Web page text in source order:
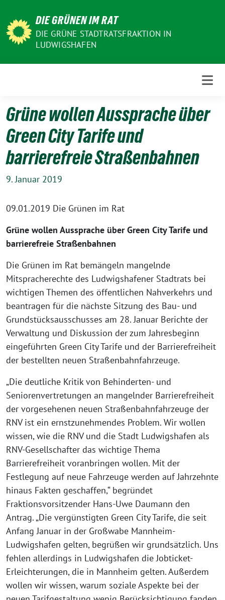
zum
Inhalt
DIE GRÜNEN IM RAT
DIE GRÜNE STADTRATSFRAKTION IN
LUDWIGSHAFEN
Grüne wollen Aussprache über
Green City Tarife und
barrierefreie Straßenbahnen
9. Januar 2019
09.01.2019 Die Grünen im Rat
Grüne wollen Aussprache über Green City Tarife und
barrierefreie Straßenbahnen
Die Grünen im Rat bemängeln mangelnde
Mitspracherechte des Ludwigshafener Stadtrats bei
wichtigen Themen des öffentlichen Nahverkehrs und
beantragen für die nächste Sitzung des Bau- und
Grundstücksausschusses am 28. Januar Berichte der
Verwaltung und Diskussion der zum Jahresbeginn
eingeführten Green City Tarife und der Barrierefreiheit
der bestellten neuen Straßenbahnfahrzeuge.
„Die deutliche Kritik von Behinderten- und
Seniorenvertretungen an mangelnder Barrierefreiheit
der vorgesehenen neuen Straßenbahnfahrzeuge der
RNV ist ein ernstzunehmendes Problem. Wir wollen
wissen, wie die RNV und die Stadt Ludwigshafen als
RNV-Gesellschafter das wichtige Thema
Barrierefreiheit voranbringen wollen. Mit der
Festlegung auf neue Fahrzeuge werden auf Jahrzehnte
hinaus Fakten geschaffen,“ begründet
Fraktionsvorsitzender Hans-Uwe Daumann den
Antrag. „Die vergünstigten Green City Tarife, die seit
Anfang Januar in der Großwabe Mannheim-
Ludwigshafen gelten, begrüßen wir grundsätzlich. Uns
fehlen allerdings in Ludwigshafen die Jobticket-
Erleichterungen, die in Mannheim gelten. Außerdem
wollen wir wissen, warum soziale Aspekte bei der